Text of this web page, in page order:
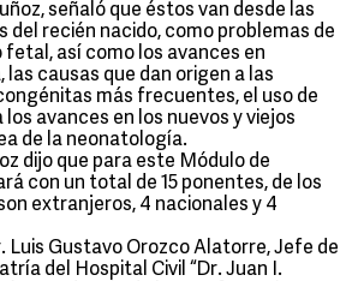
señaló que éstos van desde las
del recién nacido, como problemas de
así como los avances en
causas que dan origen a las
más frecuentes, el uso de
avances en los nuevos y viejos
de la neonatología.
dijo que para este Módulo de
con un total de 15 ponentes, de los
extranjeros, 4 nacionales y 4
Luis Gustavo Orozco Alatorre, Jefe de
del Hospital Civil “Dr. Juan I.